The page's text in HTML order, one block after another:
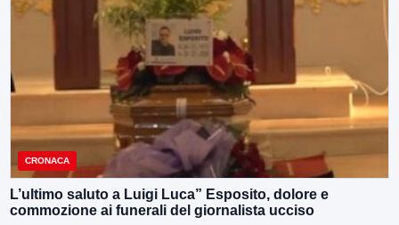
CRONACA
L’ultimo saluto a Luigi Luca” Esposito, dolore e
commozione ai funerali del giornalista ucciso